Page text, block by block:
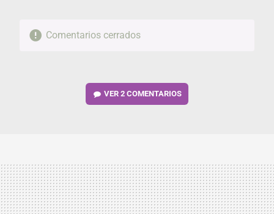
Comentarios cerrados
VER2 COMENTARIOS